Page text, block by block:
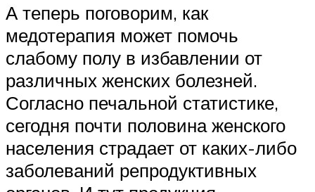
А теперь поговорим, как
медотерапия может помочь
слабому полу в избавлении от
различных женских болезней.
Согласно печальной статистике,
сегодня почти половина женского
населения страдает от каких-либо
заболеваний репродуктивных